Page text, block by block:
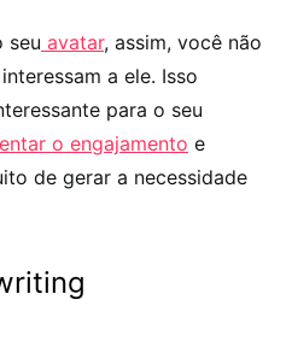
seu avatar, assim, você não
a ele. Isso
para o seu
o engajamento e
de gerar a necessidade